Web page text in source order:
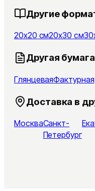
Другие
20x20 см20x30 см
Другая бумага
ГлянцеваяФактурная
Доставка в
МоскваСанкт-
Петербург